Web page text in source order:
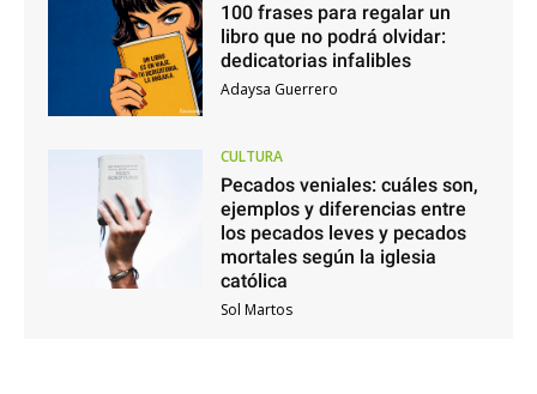
100 frases para regalar un
libro que no podrá olvidar:
dedicatorias infalibles
Adaysa Guerrero
CULTURA
Pecados veniales: cuáles son,
ejemplos y diferencias entre
los pecados leves y pecados
mortales según la iglesia
católica
Sol Martos